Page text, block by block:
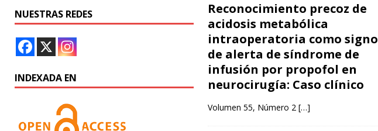
Reconocimiento precoz de
acidosis metabólica
intraoperatoria como signo
de alerta de síndrome de
infusión por propofol en
neurocirugía: Caso clínico
Volumen 55, Número 2 […]
NUESTRAS REDES
INDEXADA EN